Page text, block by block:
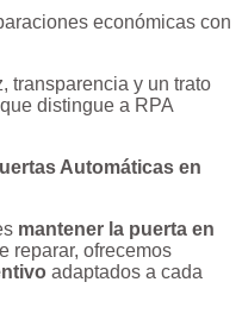
económicas con
transparencia y un trato
distingue a RPA
Automáticas en
mantener la puerta en
reparar, ofrecemos
adaptados a cada